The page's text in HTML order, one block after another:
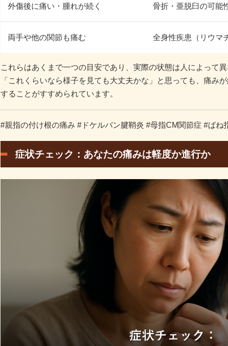
外傷後に痛い・腫れが続く 骨折・亜脱臼の可能
両手や他の関節も痛む 全身性疾患（リウマ
これらはあくまで一つの目安であり、実際の状態は人によって異
「これくらいなら様子を見ても大丈夫かな」と思っても、痛み
することがすすめられています。
#親指の付け根の痛み #ドケルバン腱鞘炎 #母指CM関節症 #ばね
症状チェック：あなたの痛みは軽度か進行か